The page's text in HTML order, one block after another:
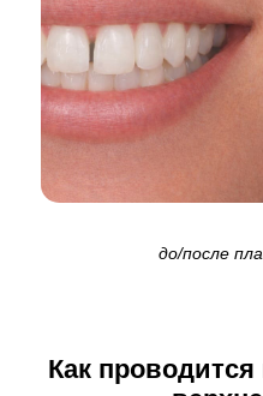
до/после
Как проводится